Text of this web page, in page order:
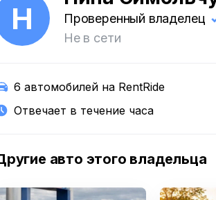
Н
Проверенный владелец
Не в сети
6 автомобилей на RentRide
Отвечает в течение часа
авто этого владельца